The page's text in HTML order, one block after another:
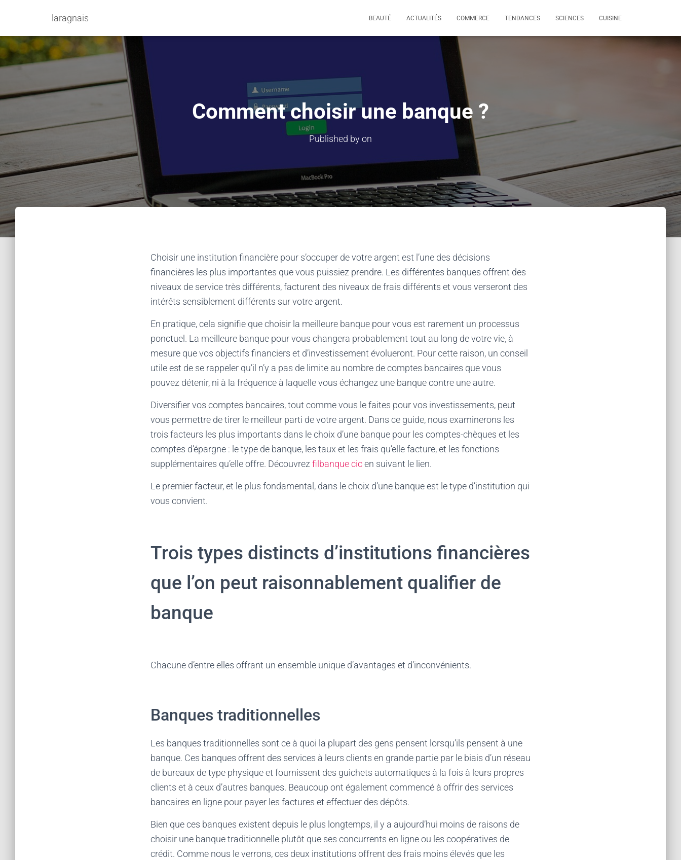
laragnais BEAUTÉ ACTUALITÉS COMMERCE TENDANCES SCIENCES CUISINE
Comment choisir une banque ?
Published byon
Choisir une institution financière pour s’occuper de votre argent est l’une des décisions
financières les plus importantes que vous puissiez prendre. Les différentes banques offrent des
niveaux de service très différents, facturent des niveaux de frais différents et vous verseront des
intérêts sensiblement différents sur votre argent.
En pratique, cela signifie que choisir la meilleure banque pour vous est rarement un processus
ponctuel. La meilleure banque pour vous changera probablement tout au long de votre vie, à
mesure que vos objectifs financiers et d’investissement évolueront. Pour cette raison, un conseil
utile est de se rappeler qu’il n’y a pas de limite au nombre de comptes bancaires que vous
pouvez détenir, ni à la fréquence à laquelle vous échangez une banque contre une autre.
Diversifier vos comptes bancaires, tout comme vous le faites pour vos investissements, peut
vous permettre de tirer le meilleur parti de votre argent. Dans ce guide, nous examinerons les
trois facteurs les plus importants dans le choix d’une banque pour les comptes-chèques et les
comptes d’épargne : le type de banque, les taux et les frais qu’elle facture, et les fonctions
supplémentaires qu’elle offre. Découvrez filbanque cicen suivant le lien.
Le premier facteur, et le plus fondamental, dans le choix d’une banque est le type d’institution qui
vous convient.
Trois types distincts d’institutions financières
que l’on peut raisonnablement qualifier de
banque
Chacune d’entre elles offrant un ensemble unique d’avantages et d’inconvénients.
Banques traditionnelles
Les banques traditionnelles sont ce à quoi la plupart des gens pensent lorsqu’ils pensent à une
banque. Ces banques offrent des services à leurs clients en grande partie par le biais d’un réseau
de bureaux de type physique et fournissent des guichets automatiques à la fois à leurs propres
clients et à ceux d’autres banques. Beaucoup ont également commencé à offrir des services
bancaires en ligne pour payer les factures et effectuer des dépôts.
Bien que ces banques existent depuis le plus longtemps, il y a aujourd’hui moins de raisons de
choisir une banque traditionnelle plutôt que ses concurrents en ligne ou les coopératives de
crédit. Comme nous le verrons, ces deux institutions offrent des frais moins élevés que les